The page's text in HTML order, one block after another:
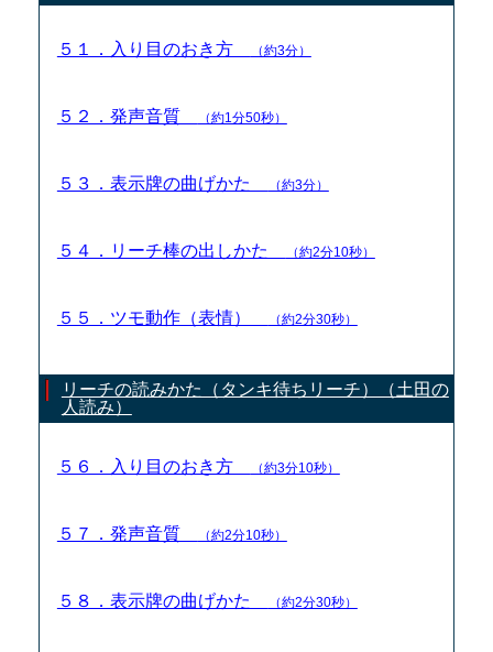
５１．入り目のおき方 （約3分）
５２．発声音質 （約1分50秒）
５３．表示牌の曲げかた （約3分）
５４．リーチ棒の出しかた （約2分10秒）
５５．ツモ動作（表情） （約2分30秒）
リーチの読みかた（タンキ待ちリーチ）（土田の
人読み）
５６．入り目のおき方 （約3分10秒）
５７．発声音質 （約2分10秒）
５８．表示牌の曲げかた （約2分30秒）